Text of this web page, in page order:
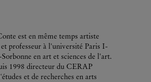
est en même temps artiste
professeur à l'université Paris I-
en art et sciences de l'art.
1998 directeur du CERAP
et de recherches en arts